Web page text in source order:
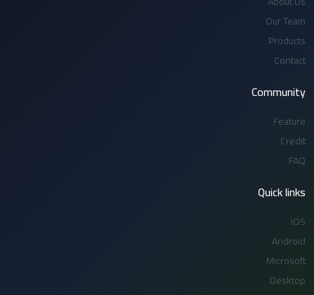
Our Team
Products
Contact
Community
Feature
Credit
FAQ
Quick links
iOS
Android
Microsoft
Desktop